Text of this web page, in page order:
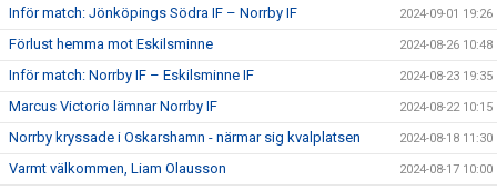
Inför match: Jönköpings Södra IF – Norrby IF 2024-09-01 19:26
Förlust hemma mot Eskilsminne 2024-08-26 10:48
Inför match: Norrby IF – Eskilsminne IF 2024-08-23 19:35
Marcus Victorio lämnar Norrby IF 2024-08-22 10:15
Norrby kryssade i Oskarshamn - närmar sig kvalplatsen 2024-08-18 11:30
Varmt välkommen, Liam Olausson 2024-08-17 10:00